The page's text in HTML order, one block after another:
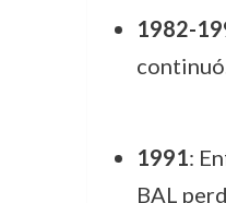
1982-
1991:
BAL